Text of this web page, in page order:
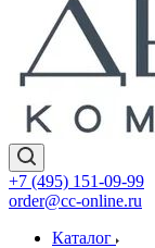
+7 (495) 151-09-99
order@cc-online.ru
Каталог